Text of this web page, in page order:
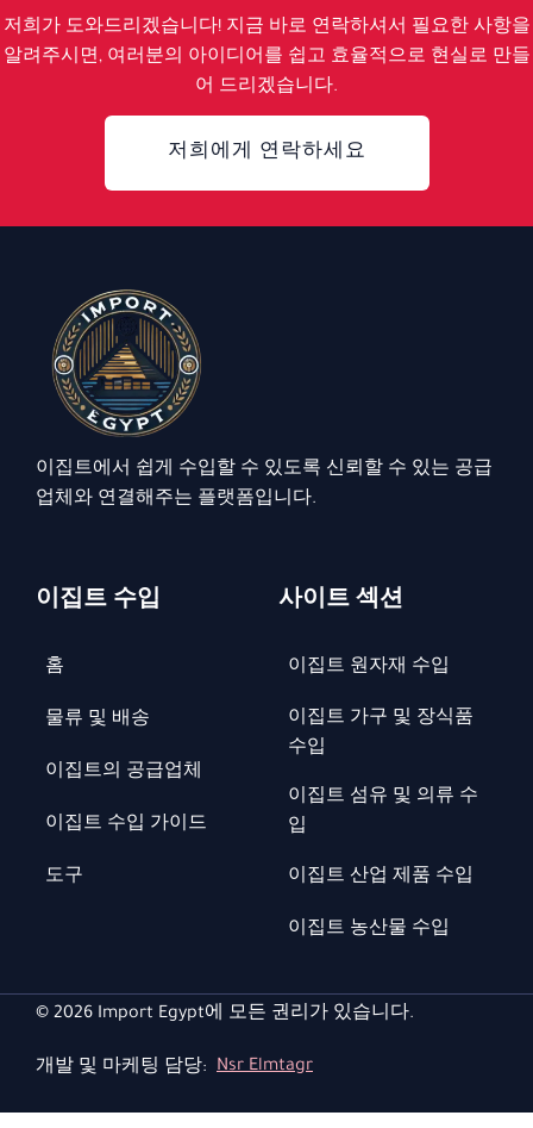
저희가 도와드리겠습니다! 지금 바로 연락하셔서 필요한 사항을
알려주시면, 여러분의 아이디어를 쉽고 효율적으로 현실로 만들
어 드리겠습니다.
저희에게 연락하세요
이집트에서 쉽게 수입할 수 있도록 신뢰할 수 있는 공급
업체와 연결해주는 플랫폼입니다.
이집트 수입
홈
물류 및 배송
이집트의 공급업체
이집트 수입 가이드
도구
사이트 섹션
이집트 원자재 수입
이집트 가구 및 장식품
수입
이집트 섬유 및 의류 수
입
이집트 산업 제품 수입
이집트 농산물 수입
© 2026 Import Egypt에 모든 권리가 있습니다.
개발 및 마케팅 담당: Nsr Elmtagr